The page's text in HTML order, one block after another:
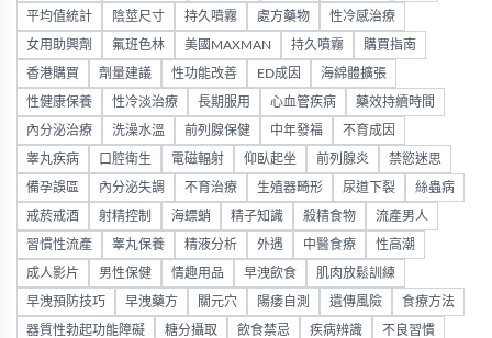
平均值統計 陰莖尺寸 持久噴霧 處方藥物 性冷感治療
女用助興劑 氟班色林 美國MAXMAN 持久噴霧 購買指南
香港購買 劑量建議 性功能改善 ED成因 海綿體擴張
性健康保養 性冷淡治療 長期服用 心血管疾病 藥效持續時間
內分泌治療 洗澡水溫 前列腺保健 中年發福 不育成因
睾丸疾病 口腔衛生 電磁輻射 仰臥起坐 前列腺炎 禁慾迷思
備孕誤區 內分泌失調 不育治療 生殖器畸形 尿道下裂 絲蟲病
戒菸戒酒 射精控制 海螵蛸 精子知識 殺精食物 流產男人
習慣性流產 睾丸保養 精液分析 外遇 中醫食療 性高潮
成人影片 男性保健 情趣用品 早洩飲食 肌肉放鬆訓練
早洩預防技巧 早洩藥方 關元穴 陽痿自測 遺傳風險 食療方法
器質性勃起功能障礙 糖分攝取 飲食禁忌 疾病辨識 不良習慣